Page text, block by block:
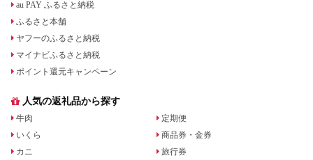
au PAY ふるさと納税
ふるさと本舗
ヤフーのふるさと納税
マイナビふるさと納税
ポイント還元キャンペーン
人気の返礼品から探す
牛肉
いくら
カニ
定期便
商品券・金券
旅行券